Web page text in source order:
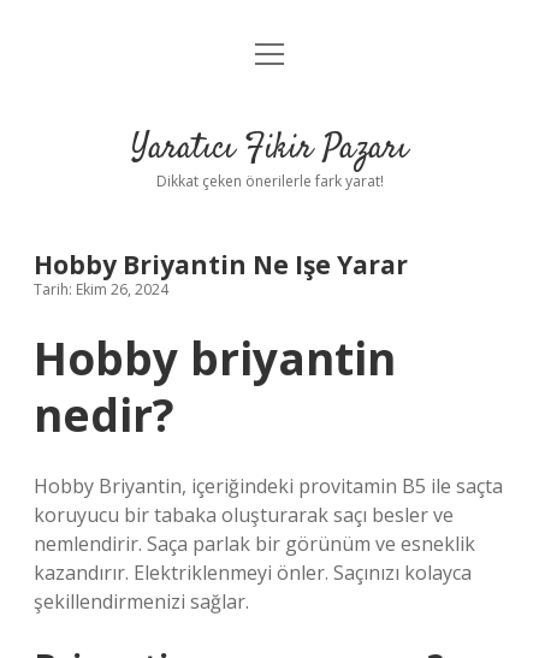
Anasayfa
Yasal Uyarı
menüyü
Yaratıcı Fikir Pazarı
Dikkat çeken önerilerle fark yarat!
Hobby Briyantin Ne Işe Yarar
Tarih: Ekim 26, 2024
Hobby briyantin
nedir?
Hobby Briyantin, içeriğindeki provitamin B5 ile saçta
koruyucu bir tabaka oluşturarak saçı besler ve
nemlendirir. Saça parlak bir görünüm ve esneklik
kazandırır. Elektriklenmeyi önler. Saçınızı kolayca
şekillendirmenizi sağlar.